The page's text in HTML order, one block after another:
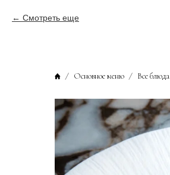
Смотреть еще
Основное меню Все блюда